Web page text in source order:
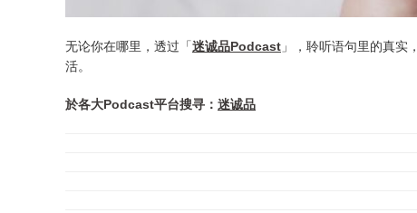
无论你在哪里，透过「迷诚品Podcast 」，聆听语句里的真实
活。
於各大Podcast平台搜寻： 迷诚品